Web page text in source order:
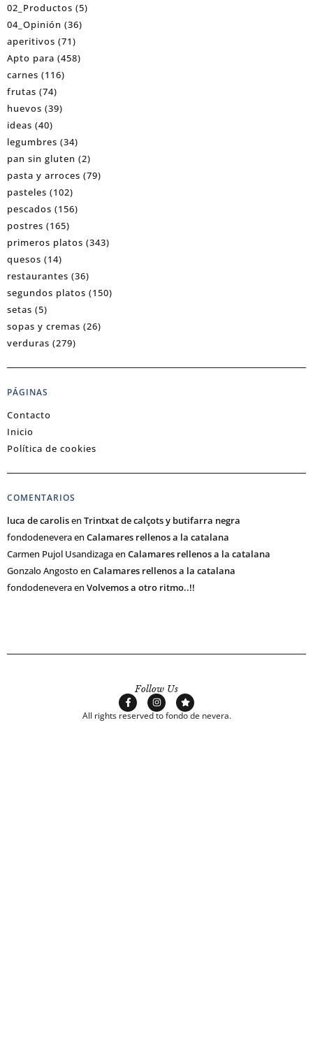
02_Productos (5)
04_Opinión (36)
aperitivos (71)
Apto para (458)
carnes (116)
frutas (74)
huevos (39)
ideas (40)
legumbres (34)
pan sin gluten (2)
pasta y arroces (79)
pasteles (102)
pescados (156)
postres (165)
primeros platos (343)
quesos (14)
restaurantes (36)
segundos platos (150)
setas (5)
sopas y cremas (26)
verduras (279)
PÁGINAS
Contacto
Inicio
Política de cookies
COMENTARIOS
luca de carolisen Trintxat de calçots y butifarra negra
fondodeneveraen Calamares rellenos a la catalana
Carmen Pujol Usandizagaen Calamares rellenos a la catalana
Gonzalo Angostoen Calamares rellenos a la catalana
fondodeneveraen Volvemos a otro ritmo..!!
Follow Us
All rights reserved to fondo de nevera.